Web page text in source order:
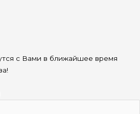
с Вами в ближайшее время